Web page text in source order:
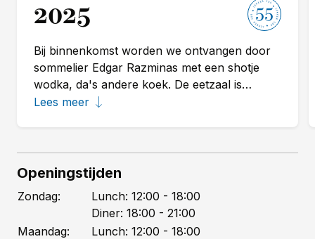
2025 55
Bij binnenkomst worden we ontvangen door
sommelier Edgar Razminas met een shotje
wodka, da's andere koek. De eetzaal is
minimalistisch en royaal opgezet met veel
wel bij de Indonesische roots van eigenaar en
chef Jermain de Rozario. Bij de cava, Leonor
dip van aardpeercrème. Daarna volgt een
bonbon met pinda en een pepertje, die we
geblinddoekt moeten opeten - grappig - maar
Lees meer
Openingstijden
Zondag: Lunch: 12:00 - 18:00
Diner: 18:00 - 21:00
Maandag:
Lunch: 12:00 - 18:00